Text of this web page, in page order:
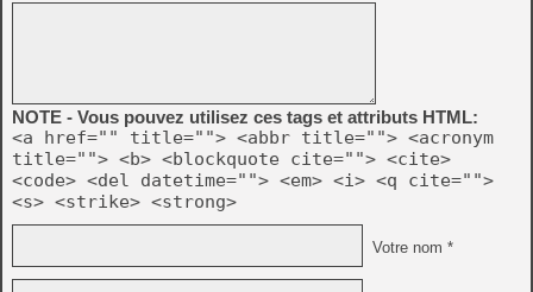
NOTE - Vous pouvez utilisez ces tags et attributs HTML:
<a href="" title=""> <abbr title=""> <acronym
title=""> <b> <blockquote cite=""> <cite>
<code> <del datetime=""> <em> <i> <q cite="">
<s> <strike> <strong>
Votre nom *